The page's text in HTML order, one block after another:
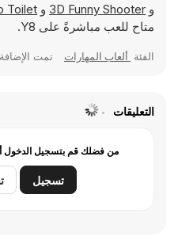
و 3D Funny Shooter و Toilet
متاح للعب مباشرةً على Y8.
الفئة ألعاب المهارات تمت الإضافة
التعليقات
من فضلك قم بتسجيل الدخول
تسجيل